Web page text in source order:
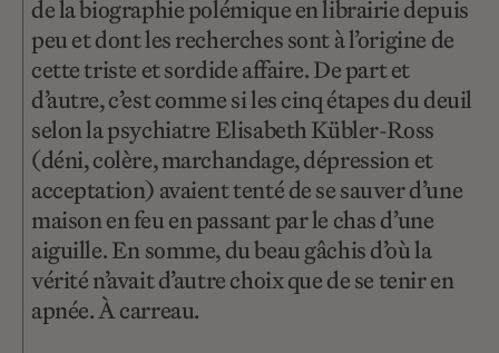
de la biographie polémique en librairie depuis
peu et dont les recherches sont à l’origine de
cette triste et sordide affaire. De part et
d’autre, c’est comme si les cinq étapes du deuil
selon la psychiatre Elisabeth Kübler-Ross
(déni, colère, marchandage, dépression et
acceptation) avaient tenté de se sauver d’une
maison en feu en passant par le chas d’une
aiguille. En somme, du beau gâchis d’où la
vérité n’avait d’autre choix que de se tenir en
apnée. À carreau.